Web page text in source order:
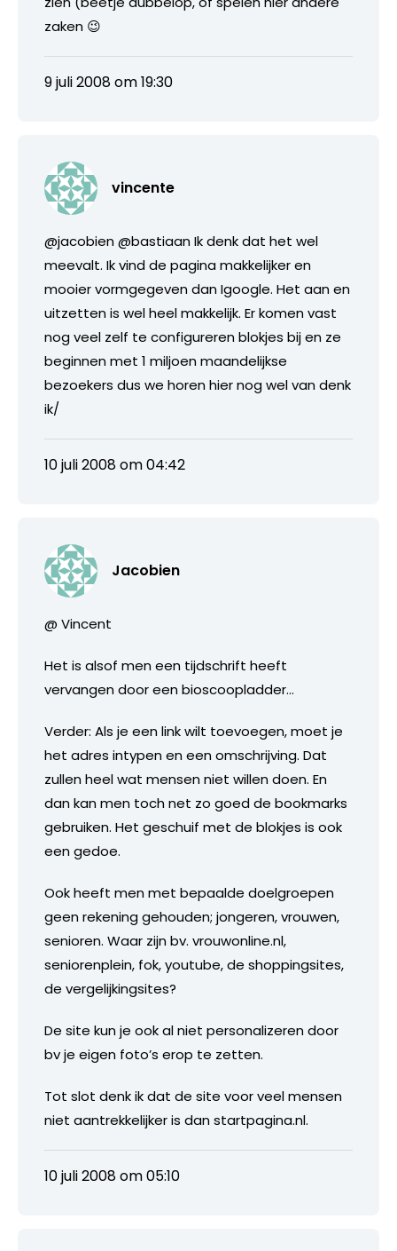
zaken 😉
9 juli 2008 om 19:30
vincente
@jacobien @bastiaan Ik denk dat het wel
meevalt. Ik vind de pagina makkelijker en
mooier vormgegeven dan Igoogle. Het aan en
uitzetten is wel heel makkelijk. Er komen vast
nog veel zelf te configureren blokjes bij en ze
beginnen met 1 miljoen maandelijkse
bezoekers dus we horen hier nog wel van denk
ik/
10 juli 2008 om 04:42
Jacobien
@ Vincent
Het is alsof men een tijdschrift heeft
vervangen door een bioscoopladder…
Verder: Als je een link wilt toevoegen, moet je
het adres intypen en een omschrijving. Dat
zullen heel wat mensen niet willen doen. En
dan kan men toch net zo goed de bookmarks
gebruiken. Het geschuif met de blokjes is ook
een gedoe.
Ook heeft men met bepaalde doelgroepen
geen rekening gehouden; jongeren, vrouwen,
senioren. Waar zijn bv. vrouwonline.nl,
seniorenplein, fok, youtube, de shoppingsites,
de vergelijkingsites?
De site kun je ook al niet personalizeren door
bv je eigen foto’s erop te zetten.
Tot slot denk ik dat de site voor veel mensen
niet aantrekkelijker is dan startpagina.nl.
10 juli 2008 om 05:10